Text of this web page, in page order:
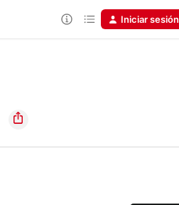
Iniciar sesión